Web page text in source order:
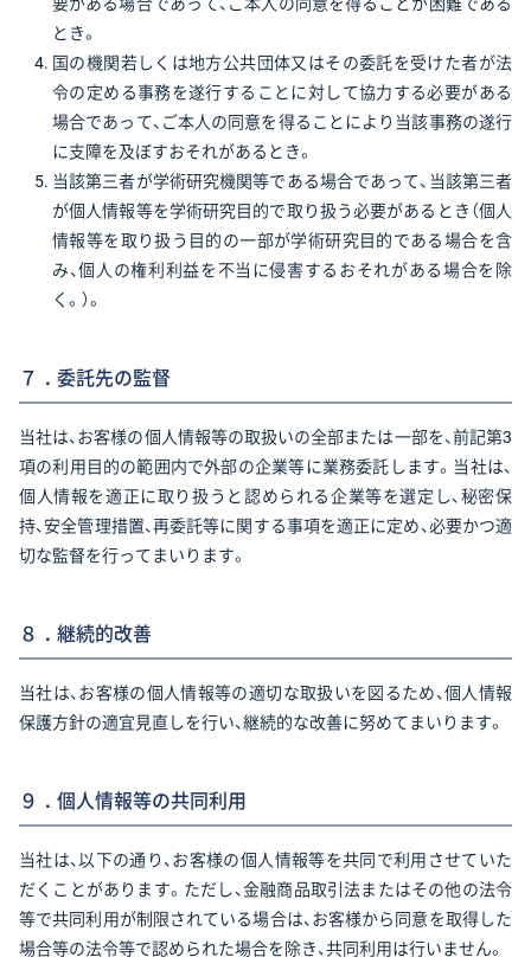
とき。
国の機関若しくは地方公共団体又はその委託を受けた者が法
令の定める事務を遂行することに対して協力する必要がある
場合であって、ご本人の同意を得ることにより当該事務の遂行
に支障を及ぼすおそれがあるとき。
当該第三者が学術研究機関等である場合であって、当該第三者
が個人情報等を学術研究目的で取り扱う必要があるとき（個人
情報等を取り扱う目的の一部が学術研究目的である場合を含
み、個人の権利利益を不当に侵害するおそれがある場合を除
く。）。
７．委託先の監督
当社は、お客様の個人情報等の取扱いの全部または一部を、前記第3
項の利用目的の範囲内で外部の企業等に業務委託します。当社は、
個人情報を適正に取り扱うと認められる企業等を選定し、秘密保
持、安全管理措置、再委託等に関する事項を適正に定め、必要かつ適
切な監督を行ってまいります。
８．継続的改善
当社は、お客様の個人情報等の適切な取扱いを図るため、個人情報
保護方針の適宜見直しを行い、継続的な改善に努めてまいります。
９．個人情報等の共同利用
当社は、以下の通り、お客様の個人情報等を共同で利用させていた
だくことがあります。ただし、金融商品取引法またはその他の法令
等で共同利用が制限されている場合は、お客様から同意を取得した
場合等の法令等で認められた場合を除き、共同利用は行いません。